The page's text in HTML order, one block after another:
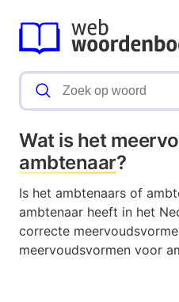
Wat is het
ambtenaar?
Is het ambtenaars of
ambtenaar heeft in het
correcte
meervoudsvormen voor